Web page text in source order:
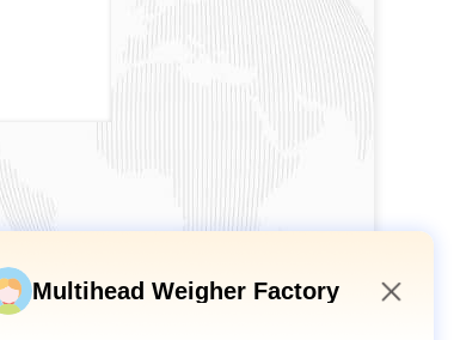
Multihead Weigher Factory